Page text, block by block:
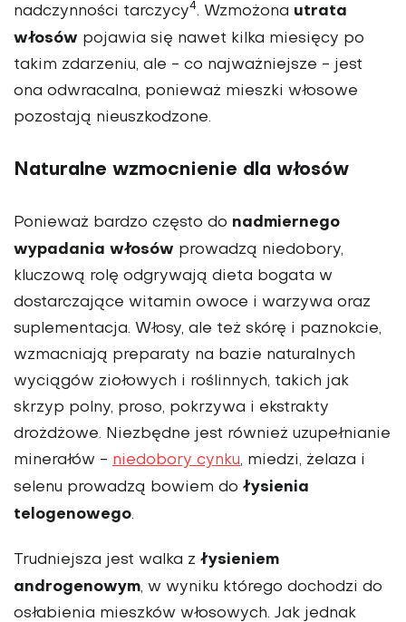
nadczynności tarczycy4. Wzmożona utrata
włosów pojawia się nawet kilka miesięcy po
takim zdarzeniu, ale - co najważniejsze - jest
ona odwracalna, ponieważ mieszki włosowe
pozostają nieuszkodzone.
Naturalne wzmocnienie dla włosów
Ponieważ bardzo często do nadmiernego
wypadania włosów prowadzą niedobory,
kluczową rolę odgrywają dieta bogata w
dostarczające witamin owoce i warzywa oraz
suplementacja. Włosy, ale też skórę i paznokcie,
wzmacniają preparaty na bazie naturalnych
wyciągów ziołowych i roślinnych, takich jak
skrzyp polny, proso, pokrzywa i ekstrakty
drożdżowe. Niezbędne jest również uzupełnianie
minerałów - niedobory cynku, miedzi, żelaza i
selenu prowadzą bowiem do łysienia
telogenowego.
Trudniejsza jest walka z łysieniem
androgenowym, w wyniku którego dochodzi do
osłabienia mieszków włosowych. Jak jednak